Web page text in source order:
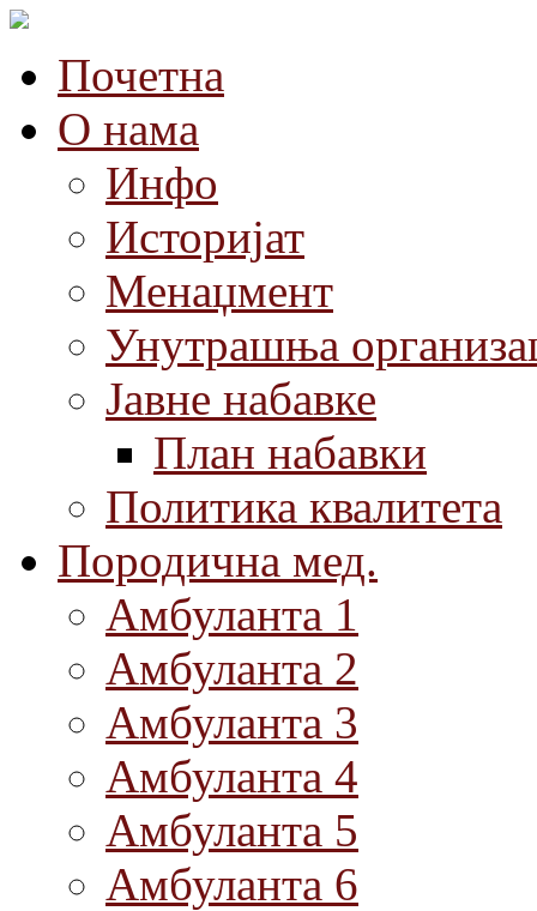
Почетна
О нама
Инфо
Историјат
Менаџмент
Унутрашња
Јавне набавке
План набавки
Политика квалитета
Породична мед.
Амбуланта 1
Амбуланта 2
Амбуланта 3
Амбуланта 4
Амбуланта 5
Амбуланта 6